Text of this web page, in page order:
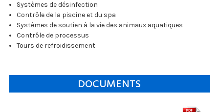
Systèmes de désinfection
Contrôle de la piscine et du spa
Systèmes de soutien à la vie des animaux aquatiques
Contrôle de processus
Tours de refroidissement
DOCUMENTS